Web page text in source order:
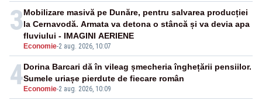
3
Economie-2 aug. 2026, 10:07
Mobilizare masivă pe Dunăre, pentru salvarea producției
la Cernavodă. Armata va detona o stâncă și va devia apa
fluviului - IMAGINI AERIENE
4 Economie-2 aug. 2026, 10:09
Dorina Barcari dă în vileag șmecheria înghețării pensiilor.
Sumele uriașe pierdute de fiecare român